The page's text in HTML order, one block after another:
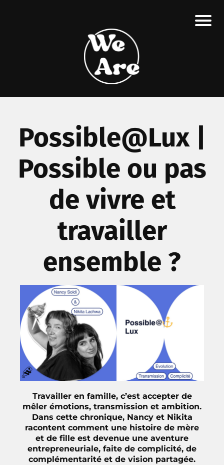
Possible@Lux |
Possible ou pas
de vivre et
travailler
ensemble ?
Travailler en famille, c’est accepter de
mêler émotions, transmission et ambition.
Dans cette chronique, Nancy et Nikita
racontent comment une histoire de mère
et de fille est devenue une aventure
entrepreneuriale, faite de complicité, de
complémentarité et de vision partagée.